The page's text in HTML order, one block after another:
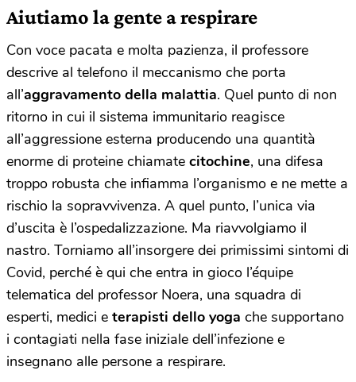
Aiutiamo la gente a respirare
Con voce pacata e molta pazienza, il professore
descrive al telefono il meccanismo che porta
all’aggravamento della malattia. Quel punto di non
ritorno in cui il sistema immunitario reagisce
all’aggressione esterna producendo una quantità
enorme di proteine chiamate citochine, una difesa
troppo robusta che infiamma l’organismo e ne mette a
rischio la sopravvivenza. A quel punto, l’unica via
d’uscita è l’ospedalizzazione. Ma riavvolgiamo il
nastro. Torniamo all’insorgere dei primissimi sintomi di
Covid, perché è qui che entra in gioco l’équipe
telematica del professor Noera, una squadra di
esperti, medici e terapisti dello yoga che supportano
i contagiati nella fase iniziale dell’infezione e
insegnano alle persone a respirare.